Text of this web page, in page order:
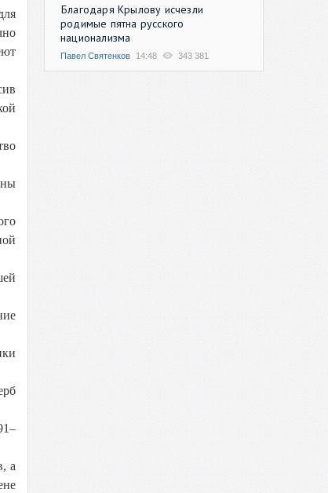
а
Благодаря Крылову исчезли
родимые пятна русского
национализма
Павел Святенков 14:48 343 381